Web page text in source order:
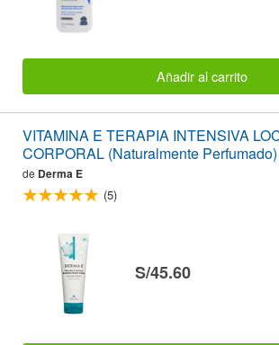
Añadir al carrito
VITAMINA E TERAPIA INTENSIVA
CORPORAL (Naturalmente
de Derma E
(5)
S/45.60